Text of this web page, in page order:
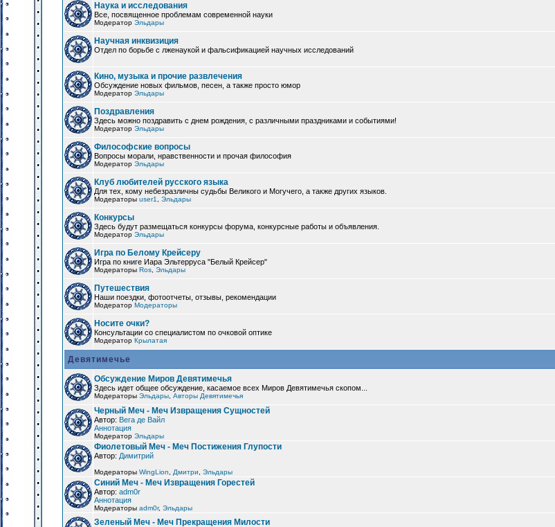
Наука и исследования
Все, посвященное проблемам современной науки
Модератор Эльдары
Научная инквизиция
Отдел по борьбе с лженаукой и фальсификацией научных исследований
Кино, музыка и прочие развлечения
Обсуждение новых фильмов, песен, а также просто юмор
Модератор Эльдары
Поздравления
Здесь можно поздравить с днем рождения, с различными праздниками и событиями!
Модератор Эльдары
Философские вопросы
Вопросы морали, нравственности и прочая философия
Модератор Эльдары
Клуб любителей русского языка
Для тех, кому небезразличны судьбы Великого и Могучего, а также других языков.
Модераторы user1 Эльдары
Конкурсы
Здесь будут размещаться конкурсы форума, конкурсные работы и объявления.
Модератор Эльдары
Игра по Белому Крейсеру
Игра по книге Иара Эльтерруса "Белый Крейсер"
Модераторы Ros Эльдары
Путешествия
Наши поездки, фотоотчеты, отзывы, рекомендации
Модератор Модераторы
Носите очки?
Консультации со специалистом по очковой оптике
Модератор Крылатая
Девятимечье
Обсуждение Миров Девятимечья
Здесь идет общее обсуждение, касаемое всех Миров Девятимечья скопом...
Модераторы Эльдары Авторы Девятимечья
Черный Меч - Меч Извращения Сущностей
Автор: Вега де Вайл
Аннотация
Модератор Эльдары
Фиолетовый Меч - Меч Постижения Глупости
Автор: Димитрий
Модераторы WingLion Дмитри Эльдары
Синий Меч - Меч Извращения Горестей
Автор: adm0r
Аннотация
Модераторы adm0r, Эльдары
Зеленый Меч - Меч Прекращения Милости